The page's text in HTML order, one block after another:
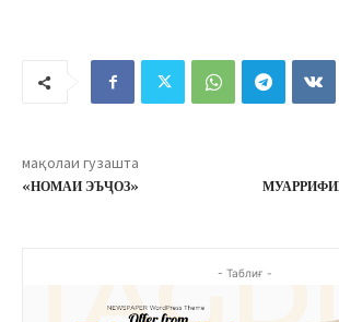
мақолаи гузашта
«НОМАИ ЭЪҶОЗ»
- Таблиғ -